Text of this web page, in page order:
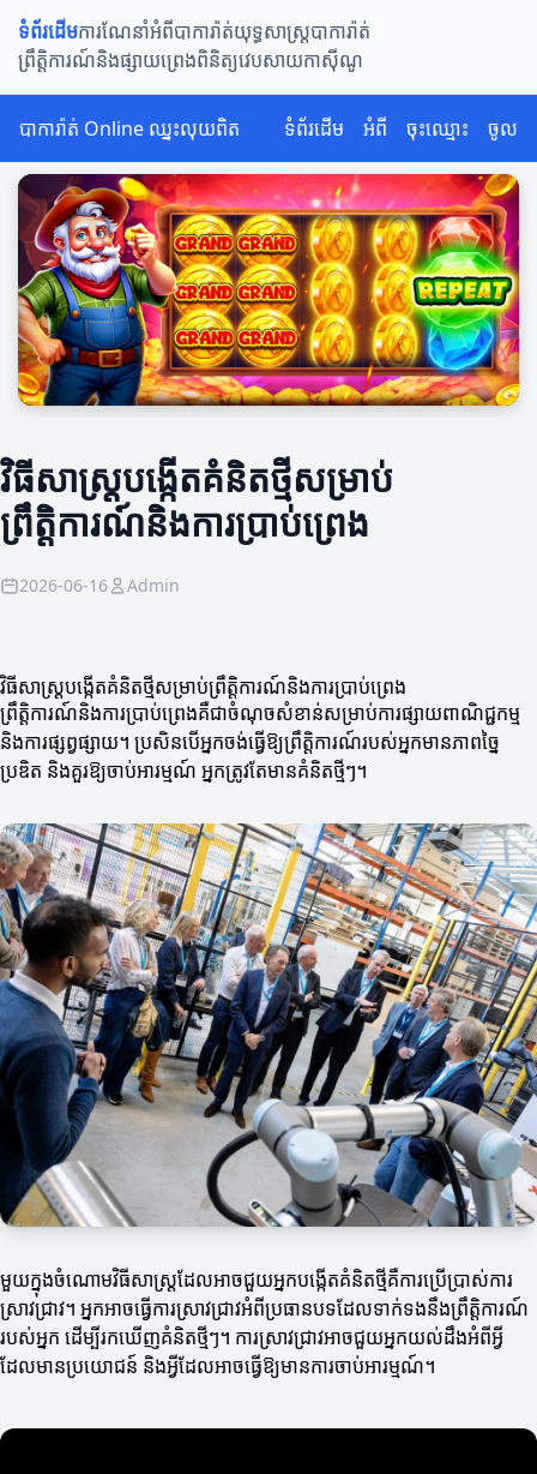
ទំព័រដើមការណែនាំអំពីបាការ៉ាត់យុទ្ធសាស្ត្របាការ៉ាត់
ព្រឹត្តិការណ៍និងផ្សាយព្រេងពិនិត្យវេបសាយកាស៊ីណូ
បាការ៉ាត់ Online ឈ្នះលុយពិត ទំព័រដើម អំពី ចុះឈ្មោះ ចូល
វិធីសាស្ត្របង្កើតគំនិតថ្មីសម្រាប់
ព្រឹត្តិការណ៍និងការប្រាប់ព្រេង
2026-06-16 Admin
វិធីសាស្ត្របង្កើតគំនិតថ្មីសម្រាប់ព្រឹត្តិការណ៍និងការប្រាប់ព្រេង
ព្រឹត្តិការណ៍និងការប្រាប់ព្រេងគឺជា​ចំណុច​សំខាន់​សម្រាប់​ការ​ផ្សាយ​ពាណិជ្ជកម្ម
និង​ការ​ផ្សព្វផ្សាយ។ ប្រសិនបើអ្នកចង់ធ្វើឱ្យព្រឹត្តិការណ៍របស់អ្នកមានភាពច្នៃ
ប្រឌិត និងគួរឱ្យចាប់អារម្មណ៍ អ្នកត្រូវតែមានគំនិតថ្មីៗ។
មួយក្នុងចំណោមវិធីសាស្ត្រដែលអាចជួយអ្នកបង្កើតគំនិតថ្មីគឺការប្រើប្រាស់ការ
ស្រាវជ្រាវ។ អ្នកអាចធ្វើការស្រាវជ្រាវអំពីប្រធានបទដែលទាក់ទងនឹងព្រឹត្តិការណ៍
របស់អ្នក ដើម្បីរកឃើញគំនិតថ្មីៗ។ ការស្រាវជ្រាវអាចជួយអ្នកយល់ដឹងអំពីអ្វី
ដែលមានប្រយោជន៍ និងអ្វីដែលអាចធ្វើឱ្យមានការចាប់អារម្មណ៍។